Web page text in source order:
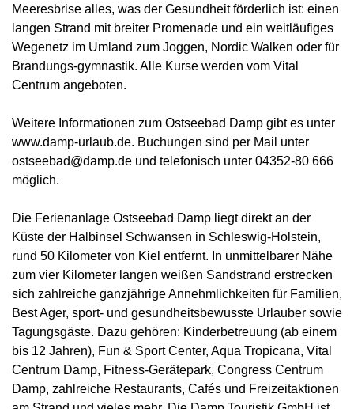
Meeresbrise alles, was der Gesundheit förderlich ist: einen
langen Strand mit breiter Promenade und ein weitläufiges
Wegenetz im Umland zum Joggen, Nordic Walken oder für
Brandungs-gymnastik. Alle Kurse werden vom Vital
Centrum angeboten.
Weitere Informationen zum Ostseebad Damp gibt es unter
www.damp-urlaub.de. Buchungen sind per Mail unter
ostseebad@damp.de und telefonisch unter 04352-80 666
möglich.
Die Ferienanlage Ostseebad Damp liegt direkt an der
Küste der Halbinsel Schwansen in Schleswig-Holstein,
rund 50 Kilometer von Kiel entfernt. In unmittelbarer Nähe
zum vier Kilometer langen weißen Sandstrand erstrecken
sich zahlreiche ganzjährige Annehmlichkeiten für Familien,
Best Ager, sport- und gesundheitsbewusste Urlauber sowie
Tagungsgäste. Dazu gehören: Kinderbetreuung (ab einem
bis 12 Jahren), Fun & Sport Center, Aqua Tropicana, Vital
Centrum Damp, Fitness-Gerätepark, Congress Centrum
Damp, zahlreiche Restaurants, Cafés und Freizeitaktionen